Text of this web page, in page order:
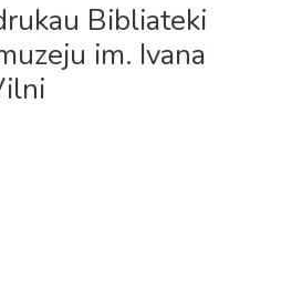
Bibliateki
im. Ivana